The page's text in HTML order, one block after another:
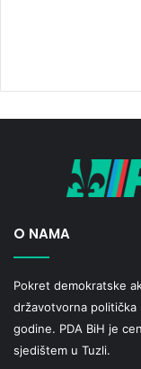
O NAMA
Pokret demokratske
državotvorna politička
godine. PDA BiH je
sjedištem u Tuzli.